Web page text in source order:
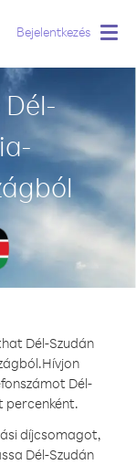
Bejelentkezés
Dél-Szudán
Hívjon
Dél-
percenként.
díjcsomagot,
Dél-Szudán